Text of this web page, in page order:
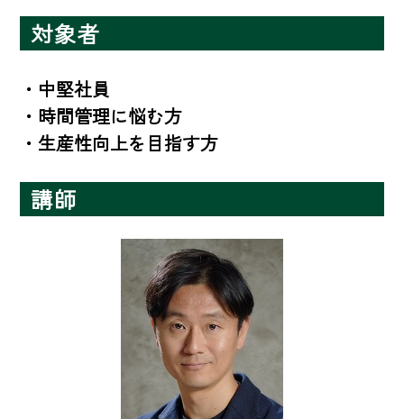
対象者
・中堅社員
・時間管理に悩む方
・生産性向上を目指す方
講師